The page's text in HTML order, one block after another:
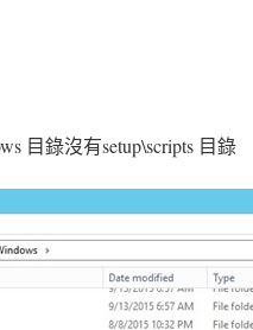
目錄沒有setup\scripts 目錄